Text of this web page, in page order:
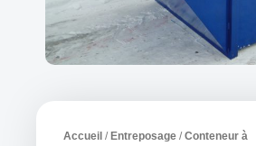
Accueil / Entreposage /Conteneur à